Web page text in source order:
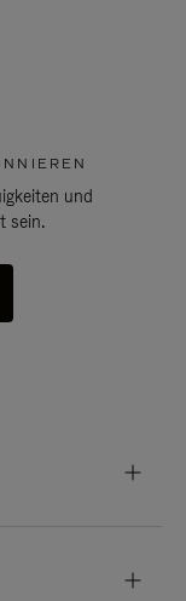
und
sein.